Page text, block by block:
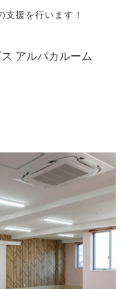
支援を行います！
アルパカルーム